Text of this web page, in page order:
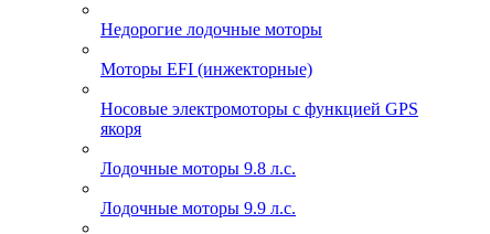
Недорогие лодочные моторы
Моторы EFI (инжекторные)
Носовые электромоторы с функцией GPS
якоря
Лодочные моторы 9.8 л.с.
Лодочные моторы 9.9 л.с.